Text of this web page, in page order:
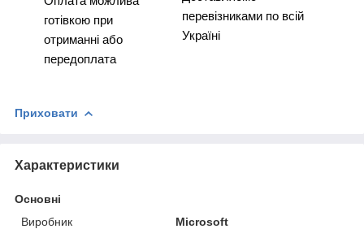
готівкою при
отриманні або
передоплата
перевізниками по всій
Україні
Приховати
Характеристики
Основні
Виробник
Microsoft